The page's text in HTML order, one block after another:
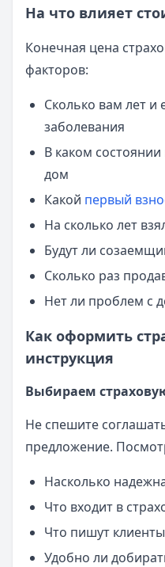
На что влияет
Конечная цена
факторов:
Сколько вам лет и
заболевания
В каком
дом
Какой первый
На сколько лет
Будут ли
Сколько раз
Нет ли проблем с
Как оформить
инструкция
Выбираем
Не спешите
предложение.
Насколько
Что входит в
Что пишут
Удобно ли